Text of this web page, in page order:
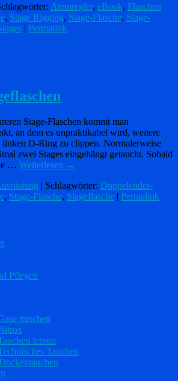
Atemregler, eBook, Flaschen
, Stage Rigging, Stage-Flasche, Stage-
| Permalink
Stage-Flaschen kommt man
an dem es unpraktikabel wird, weitere
linken D-Ring zu clippen. Normalerweise
zwei Stages eingehängt getaucht. Sobald
… Weiterlesen →
| Schlagwörter: Doppelender-
, Stage-Flasche, Stageflasche | Permalink
Pflegen
mischen
lernen
Tauchen